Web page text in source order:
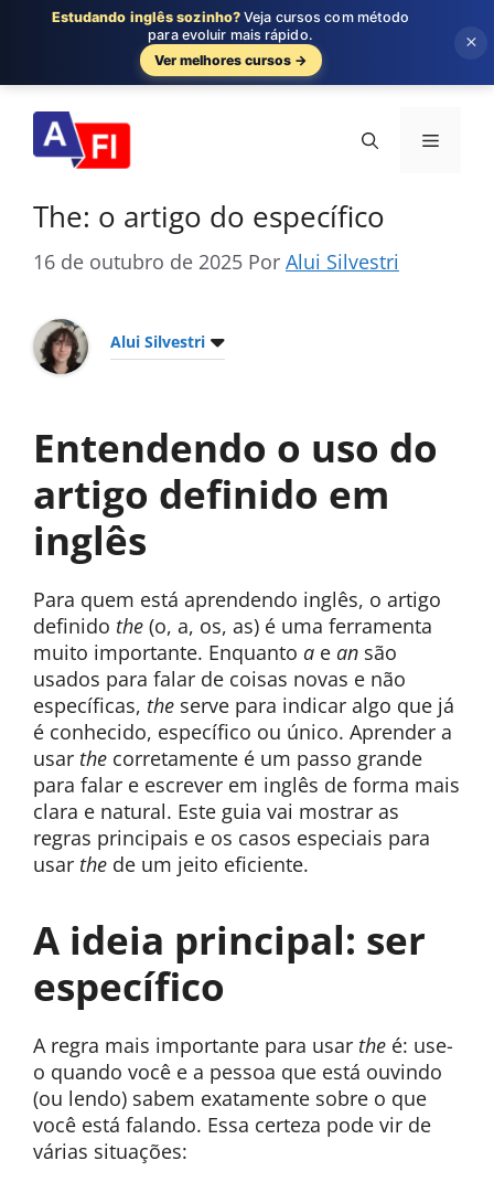
para
conteúdo
Menu
The: o artigo do específico
16 de outubro de 2025 Por Alui Silvestri
Alui Silvestri
Entendendo o uso do
artigo definido em
inglês
Para quem está aprendendo inglês, o artigo
definido the (o, a, os, as) é uma ferramenta
muito importante. Enquanto a e an são
usados para falar de coisas novas e não
específicas, the serve para indicar algo que já
é conhecido, específico ou único. Aprender a
usar the corretamente é um passo grande
para falar e escrever em inglês de forma mais
clara e natural. Este guia vai mostrar as
regras principais e os casos especiais para
usar the de um jeito eficiente.
A ideia principal: ser
específico
A regra mais importante para usar the é: use-
o quando você e a pessoa que está ouvindo
(ou lendo) sabem exatamente sobre o que
você está falando. Essa certeza pode vir de
várias situações:
Estudando inglês sozinho? Veja cursos com método
para evoluir mais rápido.
Ver melhores cursos →
×